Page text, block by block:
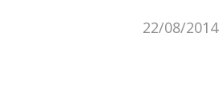
22/08/2014